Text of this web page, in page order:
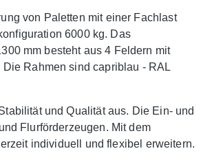
von Paletten mit einer Fachlast
6000 kg. Das
mm besteht aus 4 Feldern mit
Rahmen sind capriblau - RAL
und Qualität aus. Die Ein- und
Flurförderzeugen. Mit dem
individuell und flexibel erweitern.